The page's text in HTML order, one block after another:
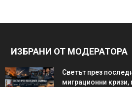
ИЗБРАНИ ОТ МОДЕРАТОРА
Светът през
миграционни кризи,